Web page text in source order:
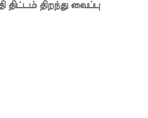
அபராதம்!
திறந்து வைப்பு